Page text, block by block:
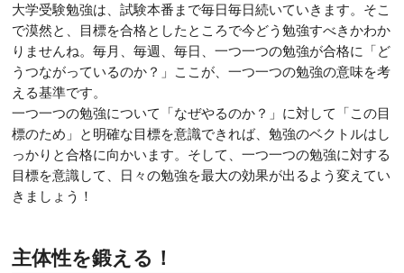
大学受験勉強は、試験本番まで毎日毎日続いていきます。そこ
で漠然と、目標を合格としたところで今どう勉強すべきかわか
りませんね。毎月、毎週、毎日、一つ一つの勉強が合格に「ど
うつながっているのか？」ここが、一つ一つの勉強の意味を考
える基準です。
一つ一つの勉強について「なぜやるのか？」に対して「この目
標のため」と明確な目標を意識できれば、勉強のベクトルはし
っかりと合格に向かいます。そして、一つ一つの勉強に対する
目標を意識して、日々の勉強を最大の効果が出るよう変えてい
きましょう！
主体性を鍛える！